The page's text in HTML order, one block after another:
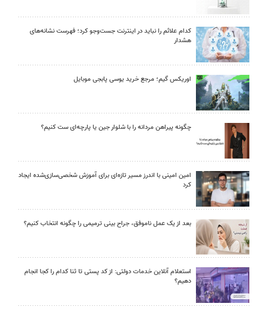
کدام علائم را نباید در اینترنت جست‌وجو کرد؛ فهرست نشانه‌های
هشدار
اوریکس گیم؛ مرجع خرید یوسی پابجی موبایل
چگونه پیراهن مردانه را با شلوار جین یا پارچه‌ای ست کنیم؟
امین امینی با اندرز مسیر تازه‌ای برای آموزش شخصی‌سازی‌شده ایجاد
کرد
بعد از یک عمل ناموفق، جراح بینی ترمیمی را چگونه انتخاب کنیم؟
استعلام آنلاین خدمات دولتی: از کد پستی تا ثنا کدام را کجا انجام
دهیم؟